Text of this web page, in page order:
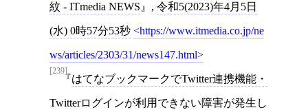
紋 - ITmedia NEWS , 令和5(2023)年4月5日
(水) 0時57分53秒 https://www.itmedia.co.jp/ne
ws/articles/2303/31/news147.html
[239]
はてなブックマークでTwitter連携機能・
Twitterログインが利用できない障害が発生し